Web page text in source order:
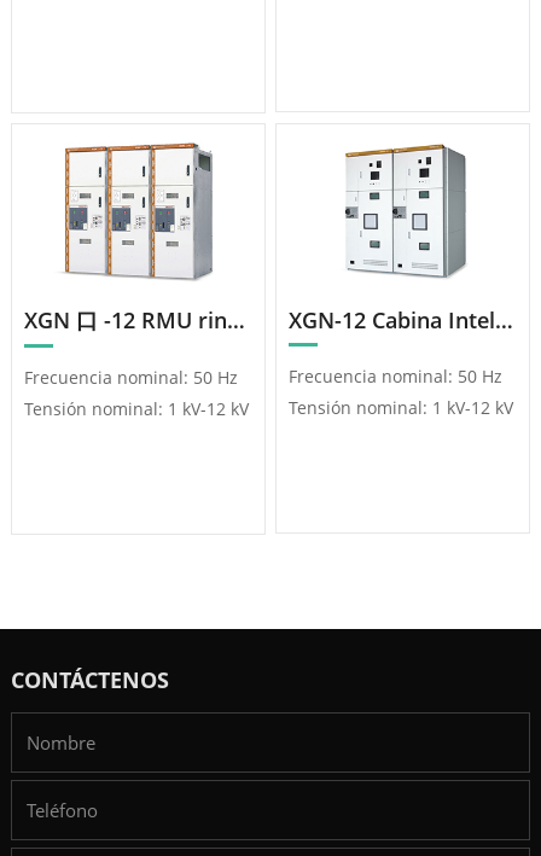
XGN 口 -12 RMU ring main unit Aparato De Distribución De Anillo Inflable, Completamente Sellado Y Con Aislamiento Completo
Frecuencia nominal: 50 Hz
Tensión nominal: 1 kV-12 kV
XGN-12 Cabina Inteligente De Aislamiento Sólido
Frecuencia nominal: 50 Hz
Tensión nominal: 1 kV-12 kV
CONTÁCTENOS